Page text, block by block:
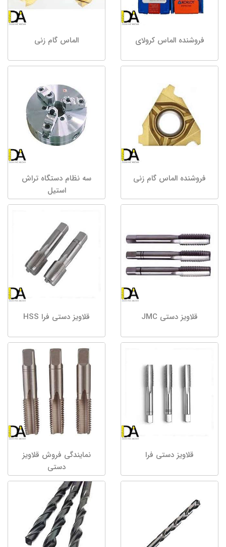
فروشنده الماس کرولای الماس گام زنی
فروشنده الماس گام زنی
سه نظام دستگاه تراش
استیل
قلاویز دستی JMC قلاویز دستی فرا HSS
قلاویز دستی فرا
نمایندگی فروش قلاویز
دستی